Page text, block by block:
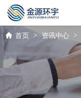
首页 > 资讯中心 >